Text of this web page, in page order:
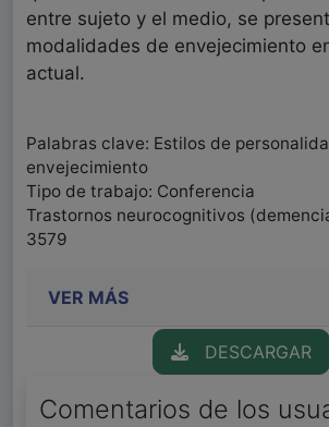
entre sujeto y el medio, se
modalidades de envejecimiento
actual.
Palabras clave: Estilos de
envejecimiento
Tipo de trabajo: Conferencia
Trastornos neurocognitivos
3579
VER MÁS
DESCARGAR
Comentarios de los